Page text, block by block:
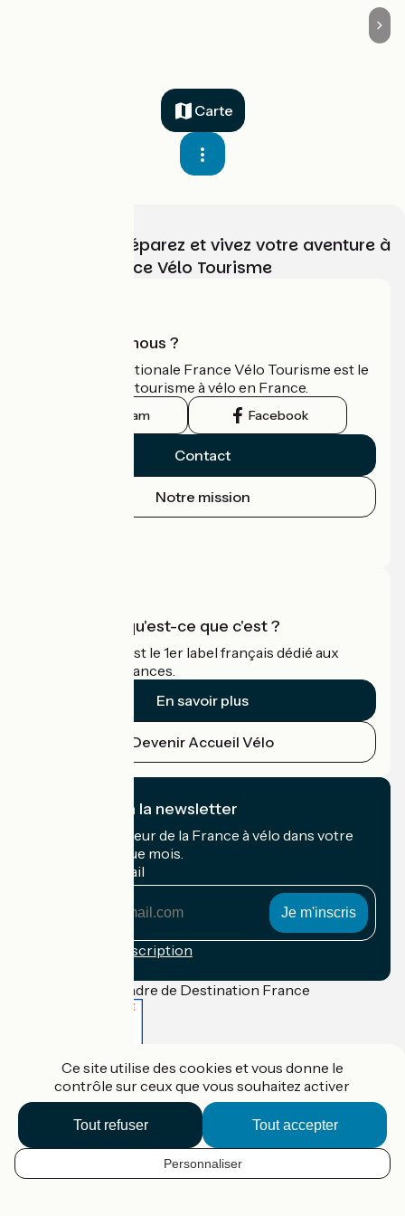
FR
Carte
Choisissez, préparez et vivez votre aventure à
vélo avec France Vélo Tourisme
Qui sommes-nous ?
L'association nationale France Vélo Tourisme est le
guide officiel du tourisme à vélo en France.
Instagram Facebook
Contact
Notre mission
Accueil Vélo qu'est-ce que c'est ?
Accueil Vélo c'est le 1er label français dédié aux
cyclistes en vacances.
En savoir plus
Devenir Accueil Vélo
Je m'abonne à la newsletter
Recevez le meilleur de la France à vélo dans votre
boîte mail chaque mois.
Mon adresse mail
Conditions d'inscription
Financé dans le cadre de Destination France
Accueil Vélo Pro
Contact
Mentions légales
Confidentialité
Contact
Réalisation :
et France Vélo Tourisme
Ce site utilise des cookies et vous donne le
contrôle sur ceux que vous souhaitez activer
Tout accepter
Tout refuser
Personnaliser